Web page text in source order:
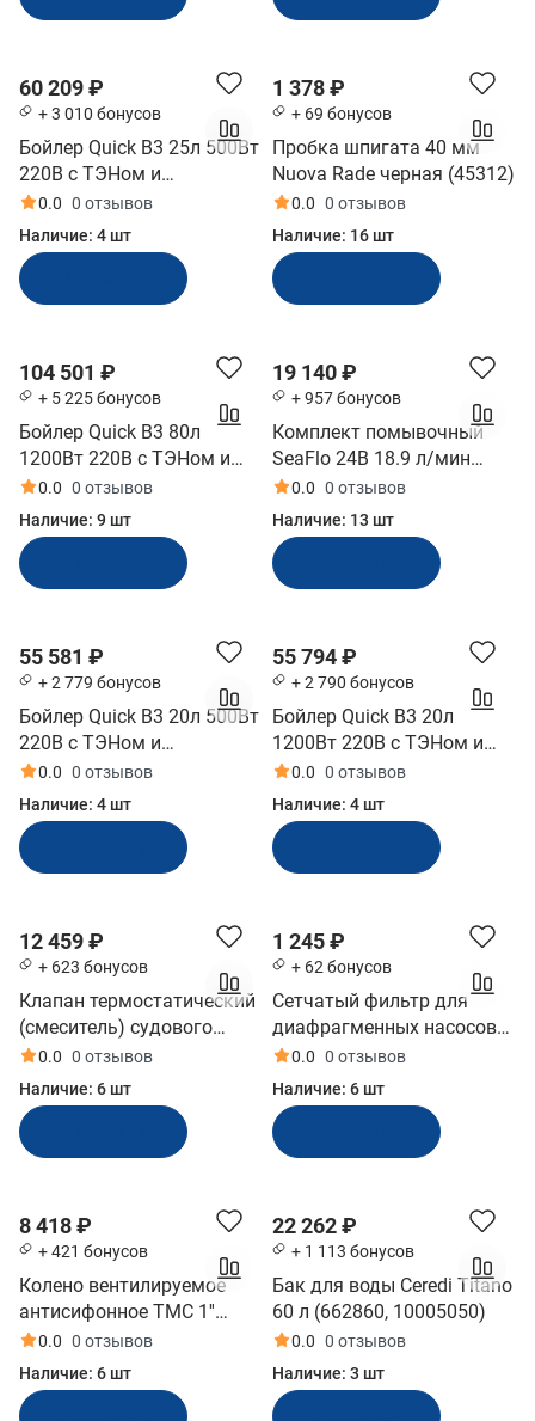
60 209 ₽
+ 3 010 бонусов
Бойлер Quick В3 25л 500Вт
220В с ТЭНом и
теплообменником
(10243914)
0.0 0 отзывов
Наличие: 4 шт
1 378 ₽
+ 69 бонусов
Пробка шпигата 40 мм
Nuova Rade черная (45312)
0.0 0 отзывов
Наличие: 16 шт
104 501 ₽
+ 5 225 бонусов
Бойлер Quick В3 80л
1200Вт 220В с ТЭНом и
теплообменником
(10257567)
0.0 0 отзывов
Наличие: 9 шт
19 140 ₽
+ 957 бонусов
Комплект помывочный
SeaFlo 24В 18.9 л/мин
70PSI 4.8 бар (SFWP2-050-
070-51)
0.0 0 отзывов
Наличие: 13 шт
55 581 ₽
+ 2 779 бонусов
Бойлер Quick В3 20л 500Вт
220В с ТЭНом и
теплообменником
(10243912)
0.0 0 отзывов
Наличие: 4 шт
55 794 ₽
+ 2 790 бонусов
Бойлер Quick В3 20л
1200Вт 220В с ТЭНом и
теплообменником
(10243913)
0.0 0 отзывов
Наличие: 4 шт
12 459 ₽
+ 623 бонусов
Клапан термостатический
(смеситель) судового
бойлера Quick (10236339)
0.0 0 отзывов
Наличие: 6 шт
1 245 ₽
+ 62 бонусов
Сетчатый фильтр для
диафрагменных насосов
SeaFlo быстроразъёмный
(41S03)
0.0 0 отзывов
Наличие: 6 шт
8 418 ₽
+ 421 бонусов
Колено вентилируемое
антисифонное TMC 1''
нерж сталь (10247870)
0.0 0 отзывов
Наличие: 6 шт
22 262 ₽
+ 1 113 бонусов
Бак для воды Ceredi Titano
60 л (662860, 10005050)
0.0 0 отзывов
Наличие: 3 шт